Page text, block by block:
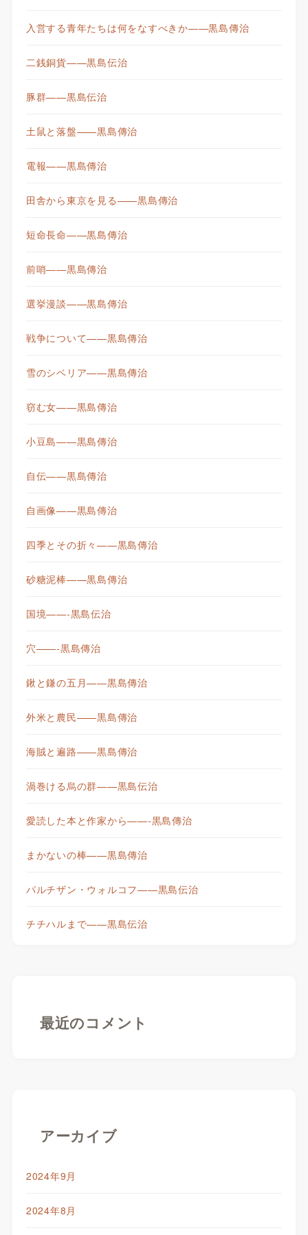
入営する青年たちは何をなすべきか——黒島傳治
二銭銅貨——黒島伝治
豚群——黒島伝治
土鼠と落盤——黒島傳治
電報——黒島傳治
田舎から東京を見る——黒島傳治
短命長命——黒島傳治
前哨——黒島傳治
選挙漫談——黒島傳治
戦争について——黒島傳治
雪のシベリア——黒島傳治
窃む女——黒島傳治
小豆島——黒島傳治
自伝——黒島傳治
自画像——黒島傳治
四季とその折々——黒島傳治
砂糖泥棒——黒島傳治
国境——-黒島伝治
穴——-黒島傳治
鍬と鎌の五月——黒島傳治
外米と農民——黒島傳治
海賊と遍路——黒島傳治
渦巻ける烏の群——黒島伝治
愛読した本と作家から——-黒島傳治
まかないの棒——黒島傳治
パルチザン・ウォルコフ——黒島伝治
チチハルまで——黒島伝治
最近のコメント
アーカイブ
2024年9月
2024年8月